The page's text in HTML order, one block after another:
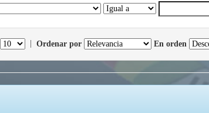
Ordenar por En orden